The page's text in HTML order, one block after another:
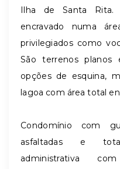
Ilha de Santa Rita.
encravado numa
privilegiados como
São terrenos
opções de esquina,
lagoa com área total
Condomínio com
asfaltadas e
administrativa